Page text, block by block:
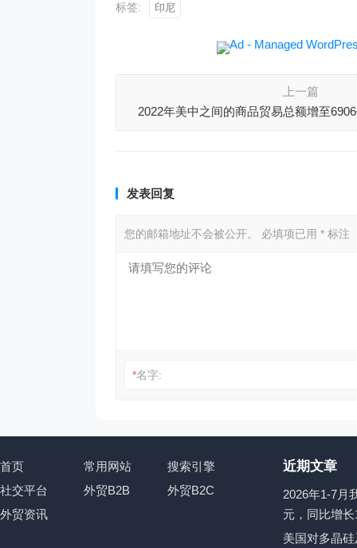
标签: 印尼
上一篇
2022年美中之间的商品贸易总额增至
发表回复
您的邮箱地址不会被公开。 必填项已用 * 标注
*名字:
首页 常用网站
搜索引擎
社交平台
外贸B2B
外贸B2C
外贸资讯
近期文章
2026年1-7月
元，同比增长
美国对多晶